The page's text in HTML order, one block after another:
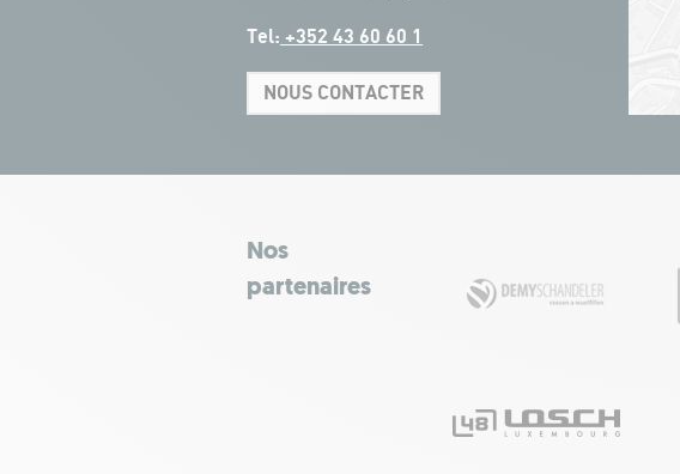
Tel: +352 43 60 60 1
NOUS CONTACTER
Nos
partenaires